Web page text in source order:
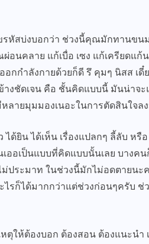
รหัสบ่งบอกว่า ช่วงนี้คุณมักทานขน
คลาย แก้เบื่อ เซง แก้เครียดแก้
กกำลังกายด้วยก็ดี รึ คุมๆ นิสส เดี๋
างชัดเจน คือ ชั้นคิดแบบนี้ มันน่าจ
ลายมุมมองเนอะในการตัดสินใจล
ด้ยิน ได้เห็น เรื่องแปลกๆ ลี้ลับ หรื
อเป็นแบบที่คิดแบบนั้นเลย บางคนก็
ประมาท ในช่วงนี้มักไม่อดตายนะ
รก็ได้มากกว่าแต่ช่วงก่อนๆครับ ช่
ให้ต้องบอก ต้องสอน ต้องแนะนำ